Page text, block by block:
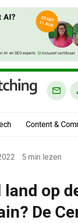
Content &
5 min lezen
land op
De